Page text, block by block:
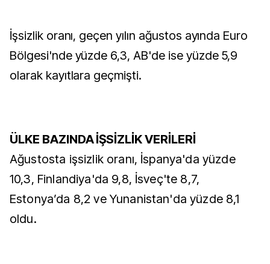
İşsizlik oranı, geçen yılın ağustos ayında Euro
Bölgesi'nde yüzde 6,3, AB'de ise yüzde 5,9
olarak kayıtlara geçmişti.
ÜLKE BAZINDA İŞSİZLİK VERİLERİ
Ağustosta işsizlik oranı, İspanya'da yüzde
10,3, Finlandiya'da 9,8, İsveç'te 8,7,
Estonya’da 8,2 ve Yunanistan'da yüzde 8,1
oldu.